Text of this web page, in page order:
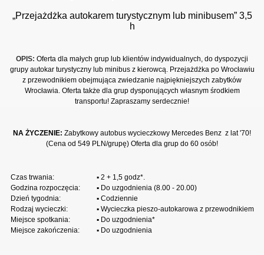
„Przejażdżka autokarem turystycznym lub minibusem” 3,5
h
OPIS: Oferta dla małych grup lub klientów indywidualnych, do dyspozycji
grupy autokar turystyczny lub minibus z kierowcą. Przejażdżka po Wrocławiu
z przewodnikiem obejmująca zwiedzanie najpiękniejszych zabytków
Wrocławia. Oferta także dla grup dysponujących własnym środkiem
transportu! Zapraszamy serdecznie!
NA ŻYCZENIE: Zabytkowy autobus wycieczkowy Mercedes Benz z lat '70!
(Cena od 549 PLN/grupę) Oferta dla grup do 60 osób!
Czas trwania:
Godzina rozpoczęcia:
Dzień tygodnia:
Rodzaj wycieczki:
Miejsce spotkania:
Miejsce zakończenia:
▪ 2 + 1,5 godz*.
▪ Do uzgodnienia (8.00 - 20.00)
▪ Codziennie
▪ Wycieczka pieszo-autokarowa z przewodnikiem
▪ Do uzgodnienia*
▪ Do uzgodnienia